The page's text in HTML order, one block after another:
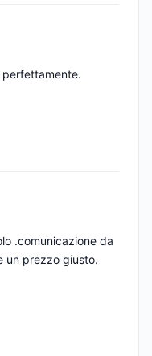
.comunicazione da
un prezzo giusto.